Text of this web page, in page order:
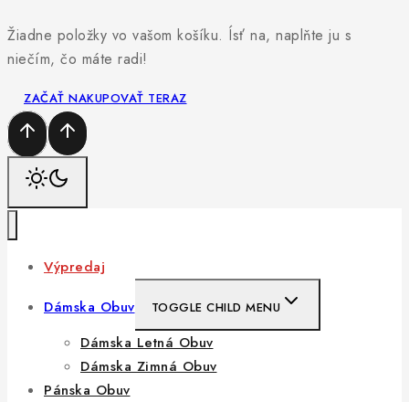
Žiadne položky vo vašom košíku. Ísť na, naplňte ju s
niečím, čo máte radi!
ZAČAŤ NAKUPOVAŤ TERAZ
Výpredaj
Dámska Obuv
TOGGLE CHILD MENU
Dámska Letná Obuv
Dámska Zimná Obuv
Pánska Obuv